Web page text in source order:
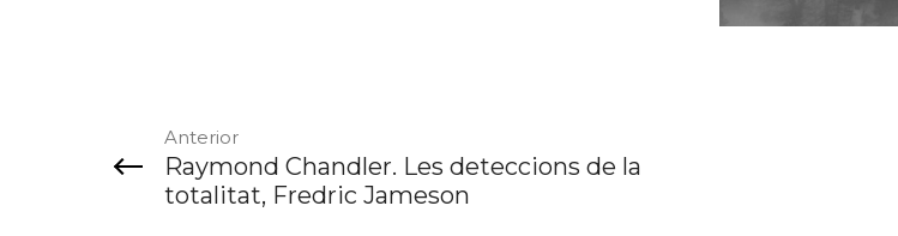
Anterior
Raymond Chandler. Les deteccions de la
totalitat, Fredric Jameson